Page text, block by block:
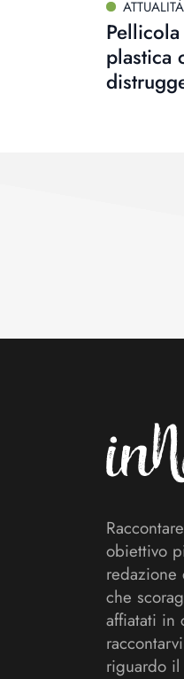
ATTUALITÀ
plastica
obiettivo
che
affiatati in
riguardo il